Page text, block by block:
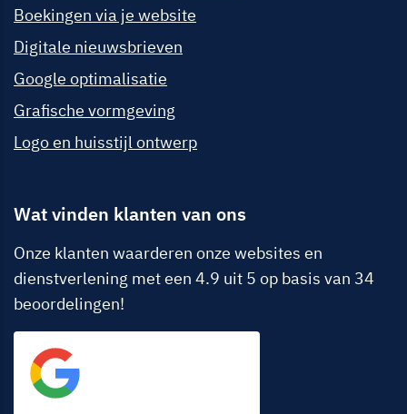
Boekingen via je website
Digitale nieuwsbrieven
Google optimalisatie
Grafische vormgeving
Logo en huisstijl ontwerp
Wat vinden klanten van ons
Onze klanten waarderen onze websites en
dienstverlening met een 4.9 uit 5 op basis van 34
beoordelingen!